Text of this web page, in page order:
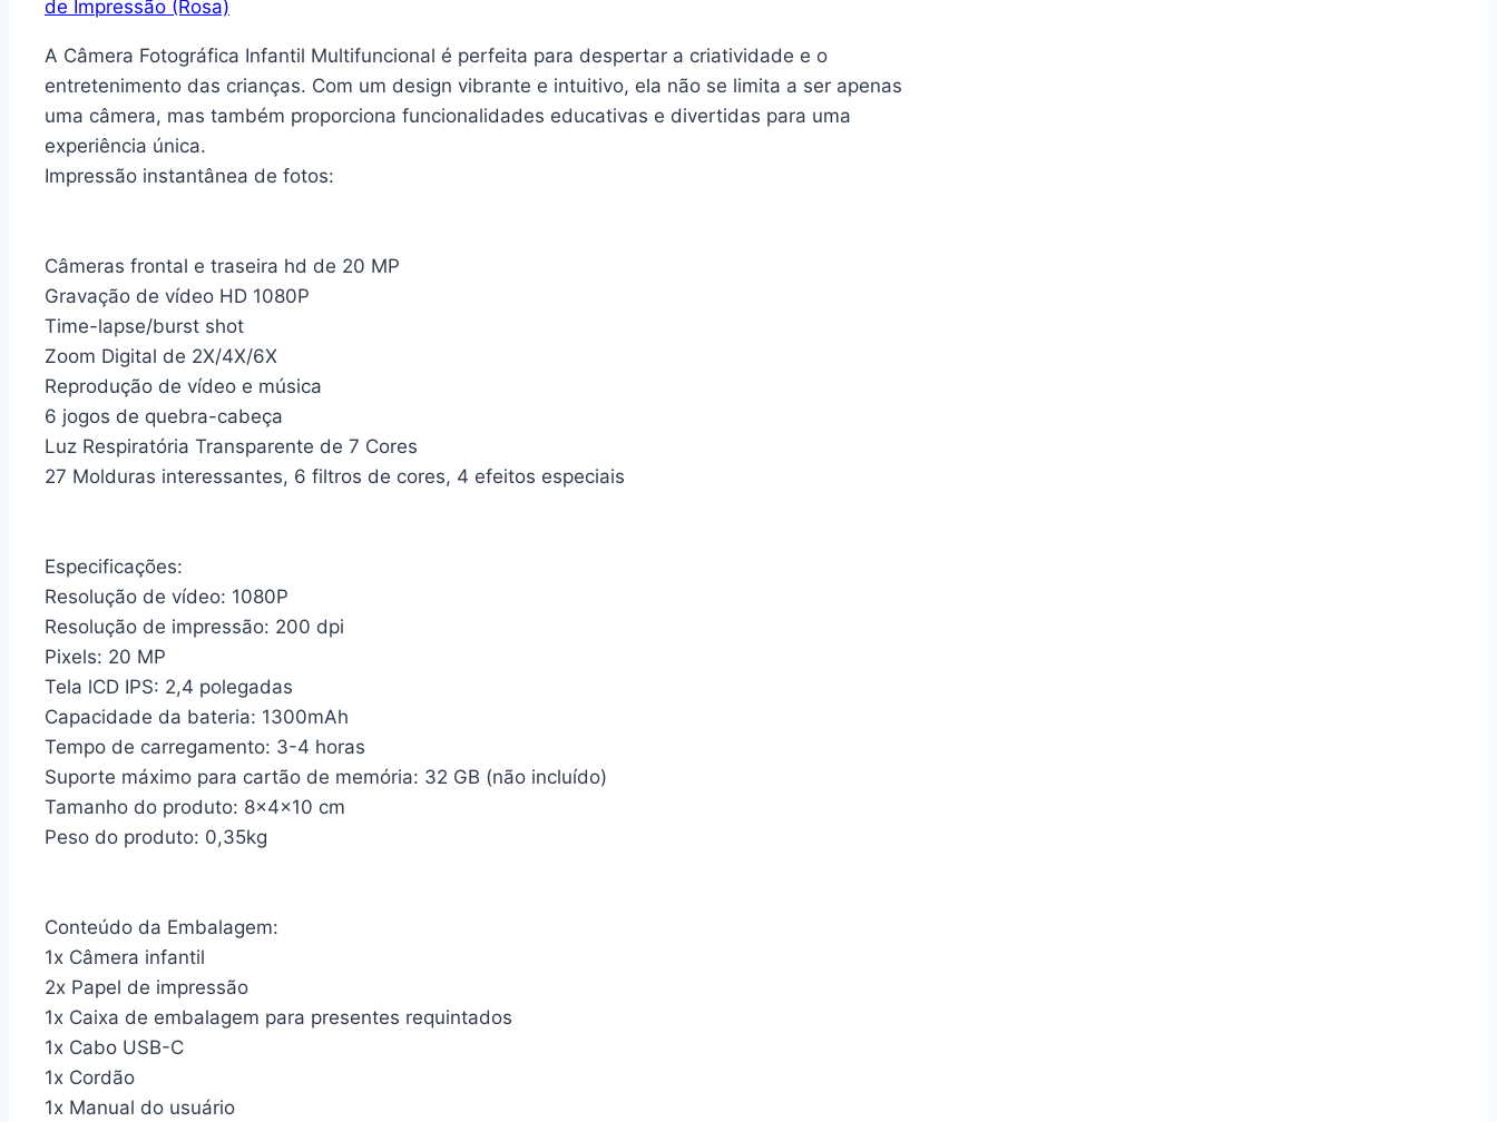
A Câmera Fotográfica Infantil Multifuncional é perfeita para despertar a criatividade e o
entretenimento das crianças. Com um design vibrante e intuitivo, ela não se limita a ser apenas
uma câmera, mas também proporciona funcionalidades educativas e divertidas para uma
experiência única.
Impressão instantânea de fotos:
Câmeras frontal e traseira hd de 20 MP
Gravação de vídeo HD 1080P
Time-lapse/burst shot
Zoom Digital de 2X/4X/6X
Reprodução de vídeo e música
6 jogos de quebra-cabeça
Luz Respiratória Transparente de 7 Cores
27 Molduras interessantes, 6 filtros de cores, 4 efeitos especiais
Especificações:
Resolução de vídeo: 1080P
Resolução de impressão: 200 dpi
Pixels: 20 MP
Tela lCD IPS: 2,4 polegadas
Capacidade da bateria: 1300mAh
Tempo de carregamento: 3-4 horas
Suporte máximo para cartão de memória: 32 GB (não incluído)
Tamanho do produto: 8x4x10 cm
Peso do produto: 0,35kg
Conteúdo da Embalagem:
1x Câmera infantil
2x Papel de impressão
1x Caixa de embalagem para presentes requintados
1x Cabo USB-C
1x Cordão
1x Manual do usuário